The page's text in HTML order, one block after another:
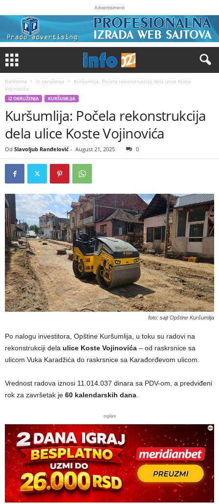
Advertisiment
Naslovna Iz okruženja
Kuršumlija: Počela rekonstrukcija dela ulice Koste
Vojinovića
IZ OKRUŽENJA KURŠUMLIJA
Kuršumlija: Počela rekonstrukcija
dela ulice Koste Vojinovića
Od Slavoljub Ranđelović - August 21, 2025 0
foto: sajt Opštine Kuršumlija
Po nalogu investitora, Opštine Kuršumlija, u toku su radovi na
rekonstrukciji dela ulice Koste Vojinovića – od raskrsnice sa
ulicom Vuka Karadžića do raskrsnice sa Karađorđevom ulicom.
Vrednost radova iznosi 11.014.037 dinara sa PDV-om, a predviđeni
rok za završetak je 60 kalendarskih dana
oglas